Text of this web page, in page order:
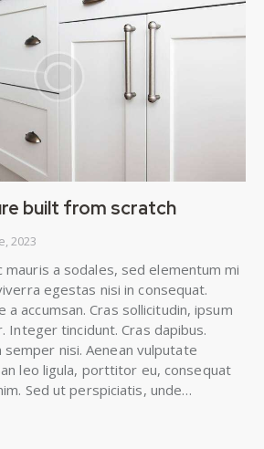
built from scratch
2023
mauris a sodales, sed elementum mi
egestas nisi in consequat.
a accumsan. Cras sollicitudin, ipsum
Integer tincidunt. Cras dapibus.
nisi. Aenean vulputate
leo ligula, porttitor eu, consequat
Sed ut perspiciatis, unde…